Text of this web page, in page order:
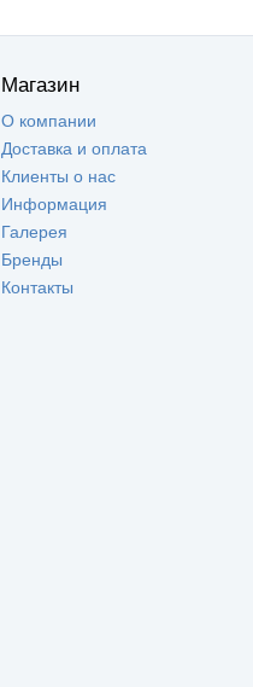
Магазин
О компании
Доставка и оплата
Клиенты о нас
Информация
Галерея
Бренды
Контакты